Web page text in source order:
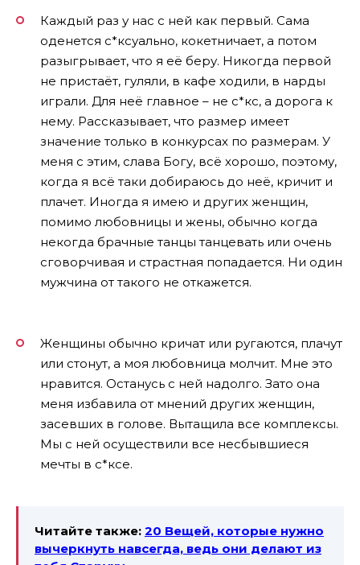
Каждый раз у нас с ней как первый. Сама
оденется с*ксуально, кокетничает, а потом
разыгрывает, что я её беру. Никогда первой
не пристаёт, гуляли, в кафе ходили, в нарды
играли. Для неё главное – не с*кс, а дорога к
нему. Рассказывает, что размер имеет
значение только в конкурсах по размерам. У
меня с этим, слава Богу, всё хорошо, поэтому,
когда я всё таки добираюсь до неё, кричит и
плачет. Иногда я имею и других женщин,
помимо любовницы и жены, обычно когда
некогда брачные танцы танцевать или очень
сговорчивая и страстная попадается. Ни один
мужчина от такого не откажется.
Женщины обычно кричат или ругаются, плачут
или стонут, а моя любовница молчит. Мне это
нравится. Останусь с ней надолго. Зато она
меня избавила от мнений других женщин,
засевших в голове. Вытащила все комплексы.
Мы с ней осуществили все несбывшиеся
мечты в с*ксе.
Читайте также: 20 Вещей, которые нужно
вычеркнуть навсегда, ведь они делают из